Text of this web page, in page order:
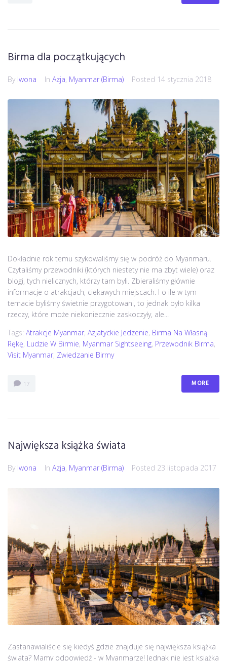
Birma dla początkujących
By Iwona In Azja, Myanmar (Birma) Posted 14 stycznia 2018
Dokładnie rok temu szykowaliśmy się w podróż do Myanmaru.
Czytaliśmy przewodniki (których niestety nie ma zbyt wiele) oraz
blogi, tych nielicznych, którzy tam byli. Zbieraliśmy głównie
informacje o atrakcjach, ciekawych miejscach. I o ile w tym
temacie byliśmy świetnie przygotowani, to jednak było kilka
rzeczy, które może niekoniecznie zaskoczyły, ale...
Tags: Atrakcje Myanmar, Azjatyckie Jedzenie, Birma Na Własną
Rękę, Ludzie W Birmie, Myanmar Sightseeing, Przewodnik Birma,
Visit Myanmar, Zwiedzanie Birmy
17 MORE
Największa książka świata
By Iwona In Azja, Myanmar (Birma) Posted 23 listopada 2017
Zastanawialiście się kiedyś gdzie znajduje się największa książka
świata? Mamy odpowiedź - w Myanmarze! Jednak nie jest książka